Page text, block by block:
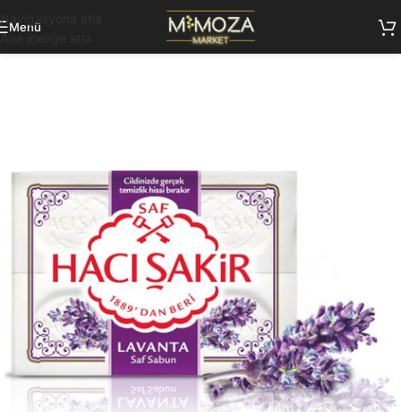
Navigasyona atla
Ana içeriğe atla
Menü